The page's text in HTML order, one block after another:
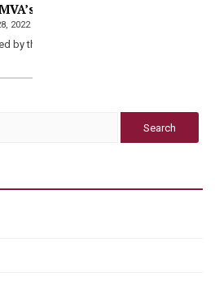
amendment to the
2022
by the Maharashtra cabinet to…